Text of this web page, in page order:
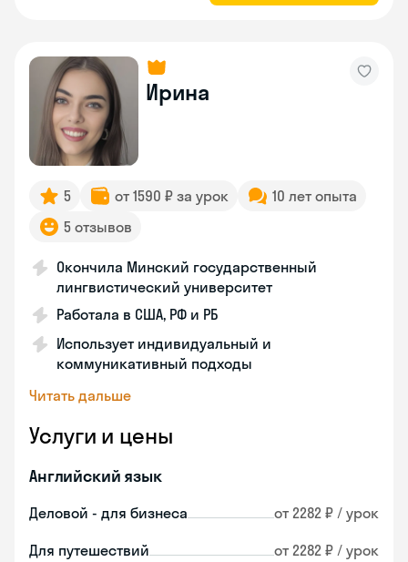
Ирина
5 от 1590 ₽ за урок
10 лет опыта
5 отзывов
Окончила Минский государственный
лингвистический университет
Работала в США, РФ и РБ
Использует индивидуальный и
коммуникативный подходы
Читать дальше
Услуги и цены
Английский язык
Деловой - для бизнеса от 2282 ₽ / урок
Для путешествий от 2282 ₽ / урок